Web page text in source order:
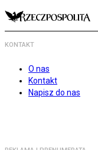
KONTAKT
O nas
Kontakt
Napisz do nas